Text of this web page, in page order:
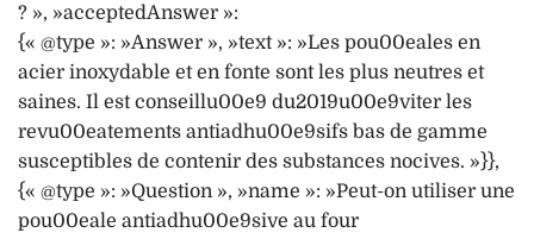
? », »acceptedAnswer »:
{« @type »: »Answer », »text »: »Les pou00eales en
acier inoxydable et en fonte sont les plus neutres et
saines. Il est conseillu00e9 du2019u00e9viter les
revu00eatements antiadhu00e9sifs bas de gamme
susceptibles de contenir des substances nocives. »}},
{« @type »: »Question », »name »: »Peut-on utiliser une
pou00eale antiadhu00e9sive au four